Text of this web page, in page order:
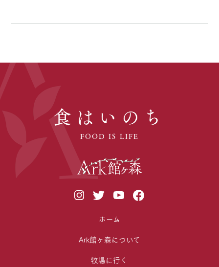
食はいのち
FOOD IS LIFE
ホーム
Ark館ヶ森について
牧場に行く